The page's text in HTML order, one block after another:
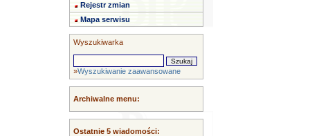
Rejestr zmian
Mapa serwisu
Wyszukiwarka
»Wyszukiwanie zaawansowane
Archiwalne menu:
Ostatnie 5 wiadomości: